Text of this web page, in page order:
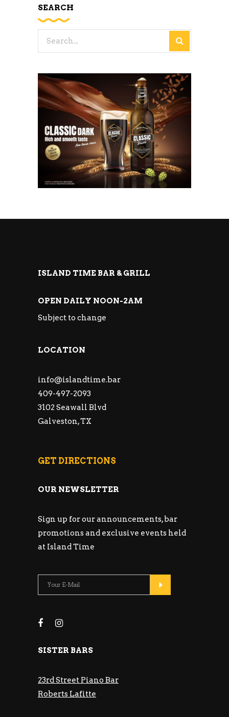
SEARCH
ISLAND TIME BAR & GRILL
OPEN DAILY NOON-2AM
Subject to change
LOCATION
info@islandtime.bar
409-497-2093
3102 Seawall Blvd
Galveston, TX
GET DIRECTIONS
OUR NEWSLETTER
Sign up for our announcements, bar
promotions and exclusive events held
at Island Time
SISTER BARS
23rd Street Piano Bar
Roberts Lafitte